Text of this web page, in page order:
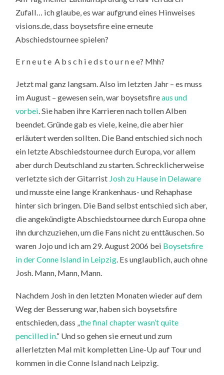
Zufall… ich glaube, es war aufgrund eines Hinweises
visions.de, dass boysetsfire eine erneute
Abschiedstournee spielen?
E r n e u t e A b s c h i e d s t o u r n e e? Mhh?
Jetzt mal ganz langsam. Also im letzten Jahr – es muss
im August – gewesen sein, war boysetsfireaus und
vorbei. Sie haben ihre Karrieren nach tollen Alben
beendet. Gründe gab es viele, keine, die aber hier
erläutert werden sollten. Die Band entschied sich noch
ein letzte Abschiedstournee durch Europa, vor allem
aber durch Deutschland zu starten. Schrecklicherweise
verletzte sich der Gitarrist Josh zu Hause in Delaware
und musste eine lange Krankenhaus- und Rehaphase
hinter sich bringen. Die Band selbst entschied sich aber,
die angekündigte Abschiedstournee durch Europa ohne
ihn durchzuziehen, um die Fans nicht zu enttäuschen. So
waren Jojo und ich am 29. August 2006 bei Boysetsfire
in der Conne Island in Leipzig. Es unglaublich, auch ohne
Josh. Mann, Mann, Mann.
Nachdem Josh in den letzten Monaten wieder auf dem
Weg der Besserung war, haben sich boysetsfire
entschieden, dass „the final chapter wasn’t quite
pencilled in.“ Und so gehen sie erneut und zum
allerletzten Mal mit kompletten Line-Up auf Tour und
kommen in die Conne Island nach Leipzig.